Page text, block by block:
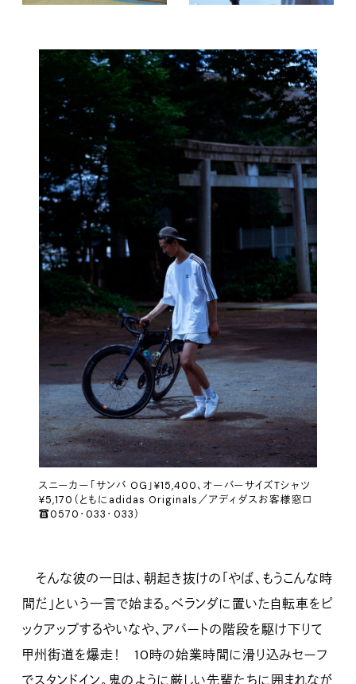
スニーカー「サンバ OG」¥15,400、オーバーサイズTシャツ
¥5,170（ともにadidas Originals／アディダスお客様窓口
☎️0570・033・033）
そんな彼の一日は、朝起き抜けの「やば、もうこんな時
間だ」という一言で始まる。ベランダに置いた自転車をピ
ックアップするやいなや、アパートの階段を駆け下りて
甲州街道を爆走！ 10時の始業時間に滑り込みセーフ